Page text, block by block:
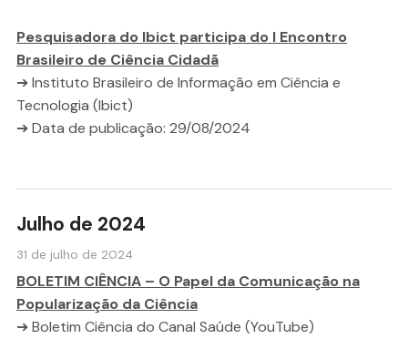
Pesquisadora do Ibict participa do I Encontro
Brasileiro de Ciência Cidadã
➔ Instituto Brasileiro de Informação em Ciência e
Tecnologia (Ibict)
➔ Data de publicação: 29/08/2024
Julho de 2024
31 de julho de 2024
BOLETIM CIÊNCIA – O Papel da Comunicação na
Popularização da Ciência
➔ Boletim Ciência do Canal Saúde (YouTube)